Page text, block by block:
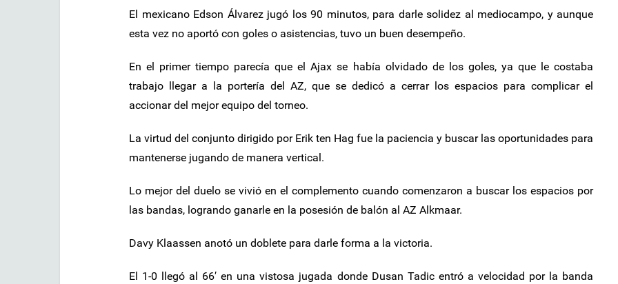
El mexicano Edson Álvarez jugó los 90 minutos, para darle solidez al mediocampo, y aunque
esta vez no aportó con goles o asistencias, tuvo un buen desempeño.
En el primer tiempo parecía que el Ajax se había olvidado de los goles, ya que le costaba
trabajo llegar a la portería del AZ, que se dedicó a cerrar los espacios para complicar el
accionar del mejor equipo del torneo.
La virtud del conjunto dirigido por Erik ten Hag fue la paciencia y buscar las oportunidades para
mantenerse jugando de manera vertical.
Lo mejor del duelo se vivió en el complemento cuando comenzaron a buscar los espacios por
las bandas, logrando ganarle en la posesión de balón al AZ Alkmaar.
Davy Klaassen anotó un doblete para darle forma a la victoria.
El 1-0 llegó al 66′ en una vistosa jugada donde Dusan Tadic entró a velocidad por la banda